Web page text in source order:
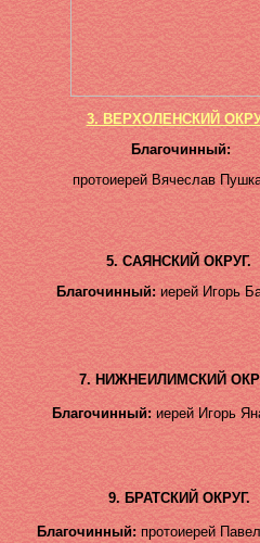
3. ВЕРХОЛЕНСКИЙ
Благочинный:
протоиерей Вячеслав
5. САЯНСКИЙ ОКРУГ.
Благочинный:иерейИгорь
7. НИЖНЕИЛИМСКИЙ
Благочинный:иерей Игорь
9. БРАТСКИЙ ОКРУГ.
Благочинный:протоиерей